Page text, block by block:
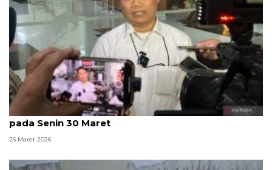
KPK: Kasus kuota haji berprogres, kami sampaikan
pada Senin 30 Maret
26 Maret 2026